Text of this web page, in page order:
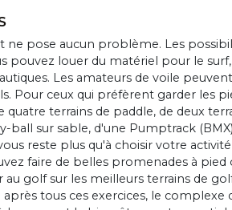
ne pose aucun problème. Les
pouvez louer du matériel pour le
Les amateurs de voile
Pour ceux qui préfèrent garder les
terrains de paddle, de deux
ball sur sable, d'une Pumptrack
reste plus qu'à choisir votre
faire de belles promenades à pied
golf sur les meilleurs terrains de
tous ces exercices, le complexe